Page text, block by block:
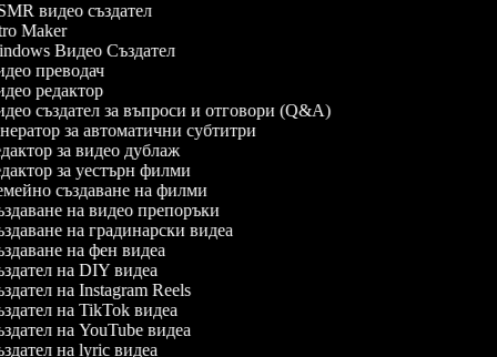
видео създател
Maker
Видео Създател
преводач
редактор
създател за въпроси и отговори (Q&A)
за автоматични субтитри
за видео дублаж
за уестърн филми
създаване на филми
на видео препоръки
на градинарски видеа
на фен видеа
на DIY видеа
на Instagram Reels
на TikTok видеа
на YouTube видеа
на lyric видеа